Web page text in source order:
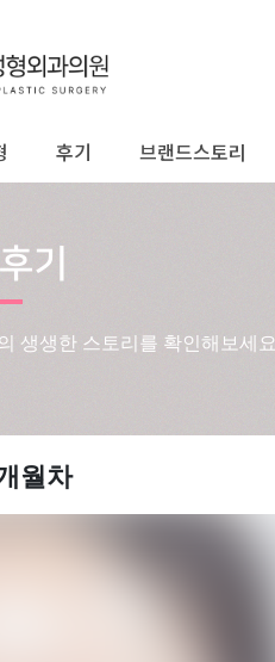
후기 브랜드스토리
기
생생한 스토리를 확인해보세요
월차